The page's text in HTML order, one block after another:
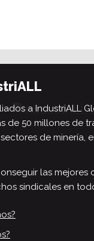
a IndustriALL
de 50 millones de
de minería,
las mejores
sindicales en